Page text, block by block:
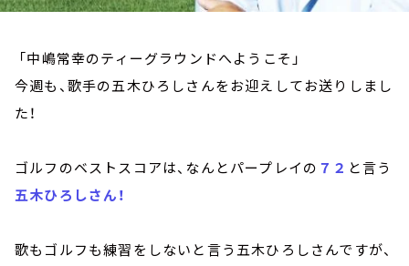
「中嶋常幸のティーグラウンドへようこそ」
今週も、歌手の五木ひろしさんをお迎えしてお送りしまし
た！
ゴルフのベストスコアは、なんとパープレイの ７２ と言う
五木ひろしさん！
歌もゴルフも練習をしないと言う五木ひろしさんですが、